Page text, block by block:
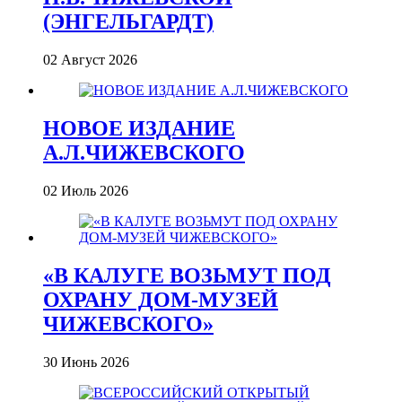
(ЭНГЕЛЬГАРДТ)
02 Август 2026
НОВОЕ ИЗДАНИЕ
А.Л.ЧИЖЕВСКОГО
02 Июль 2026
«В КАЛУГЕ ВОЗЬМУТ ПОД
ОХРАНУ ДОМ-МУЗЕЙ
ЧИЖЕВСКОГО»
30 Июнь 2026